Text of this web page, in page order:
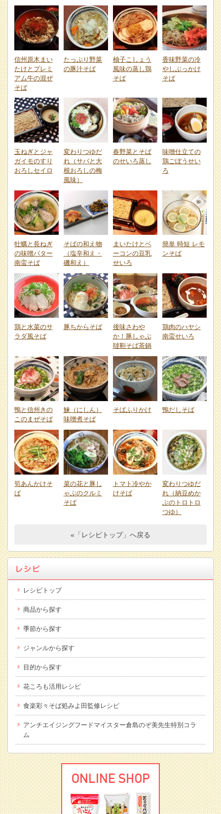
信州原木まい
たけとプレミ
アム牛の混ぜ
そば
たっぷり野菜
の豚汁そば
柚子こしょう
風味の蒸し鶏
そば
香味野菜の冷
やしぶっかけ
そば
玉ねぎとジャ
ガイモのすり
おろしセイロ
変わりつゆだ
れ（サバと大
根おろしの梅
風味）
春野菜とそば
のせいろ蒸し
味噌仕立ての
鶏ごぼうせい
ろ
牡蠣と長ねぎ
の味噌バター
南蛮そば
そばの和え物
（塩辛和え・
磯和え）
まいたけとベ
ーコンの豆乳
せいろ
簡単 時短 レモ
ンそば
鶏と水菜のサ
ラダ風そば
豚ちからそば
後味さわや
か！豚しゃぶ
韃靼そば茶鍋
鶏肉のハヤシ
南蛮せいろ
鴨と信州きの
このまぜそば
鰊（にしん）
味噌煮そば
そばふりかけ 鴨だしそば
筍あんかけそ
ば
菜の花と豚し
ゃぶのクルミ
そば
トマト冷やか
けそば
変わりつゆだ
れ（納豆めか
ぶのトロトロ
つゆ）
«「レシピトップ」へ戻る
レシピトップ
商品から探す
季節から探す
ジャンルから探す
目的から探す
花ころも活用レシピ
食楽彩々そば処みよ田監修レシピ
アンチエイジングフードマイスター倉島のぞ美先生特別コラ
ム